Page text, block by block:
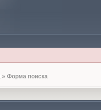
» Форма поиска